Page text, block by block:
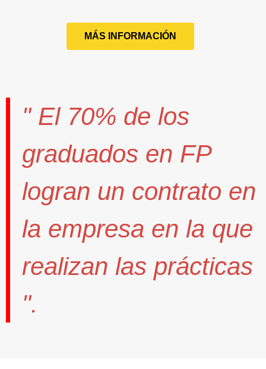
MÁS INFORMACIÓN
" El 70% de los
graduados en FP
logran un contrato en
la empresa en la que
realizan las prácticas
".